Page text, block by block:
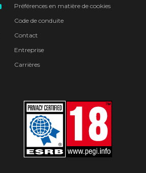
Préférences en matière de cookies
Code de conduite
Contact
Entreprise
Carrières